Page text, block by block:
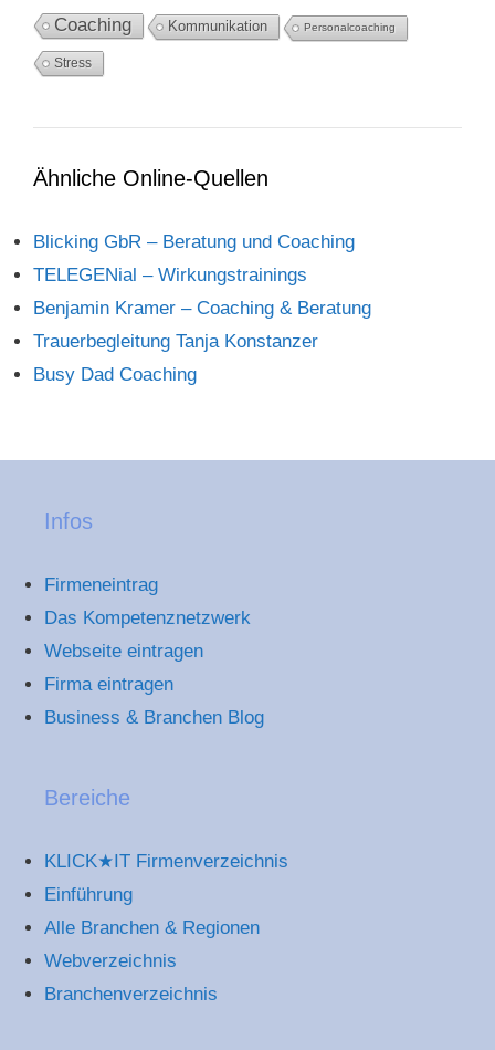
Coaching Kommunikation Personalcoaching
Stress
Ähnliche Online-Quellen
Blicking GbR – Beratung und Coaching
TELEGENial – Wirkungstrainings
Benjamin Kramer – Coaching & Beratung
Trauerbegleitung Tanja Konstanzer
Busy Dad Coaching
Infos
Firmeneintrag
Das Kompetenznetzwerk
Webseite eintragen
Firma eintragen
Business & Branchen Blog
Bereiche
KLICK★IT Firmenverzeichnis
Einführung
Alle Branchen & Regionen
Webverzeichnis
Branchenverzeichnis